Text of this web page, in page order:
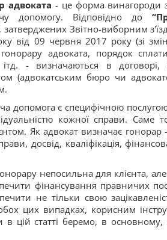
адвоката - це форма винагороди
допомогу. Відповідно до
, затверджених Звітно-виборним
від 09 червня 2017 року (зі
адвоката, порядок
ітд. - визначаються в
(адвокатським бюро чи
допомога є специфічною
кожної справи. Саме
Як адвокат визначає
досвід, кваліфікація,
непосильна для клієнта,
фінансування правничих
не тільки свою
цих випадках, корисним
цій статті беремо, в основному,